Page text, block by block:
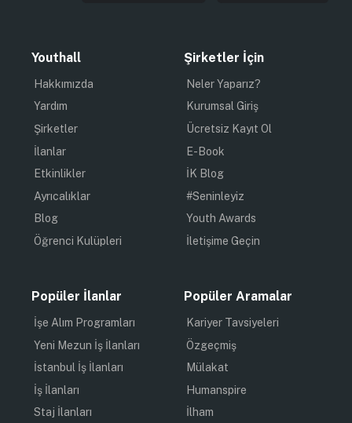
Youthall
Hakkımızda
Yardım
Şirketler
İlanlar
Etkinlikler
Ayrıcalıklar
Blog
Öğrenci Kulüpleri
Şirketler İçin
Neler Yaparız?
Kurumsal Giriş
Ücretsiz Kayıt Ol
E-Book
İK Blog
#Seninleyiz
Youth Awards
İletişime Geçin
Popüler İlanlar
İşe Alım Programları
Yeni Mezun İş İlanları
İstanbul İş İlanları
İş İlanları
Staj İlanları
Popüler Aramalar
Kariyer Tavsiyeleri
Özgeçmiş
Mülakat
Humanspire
İlham